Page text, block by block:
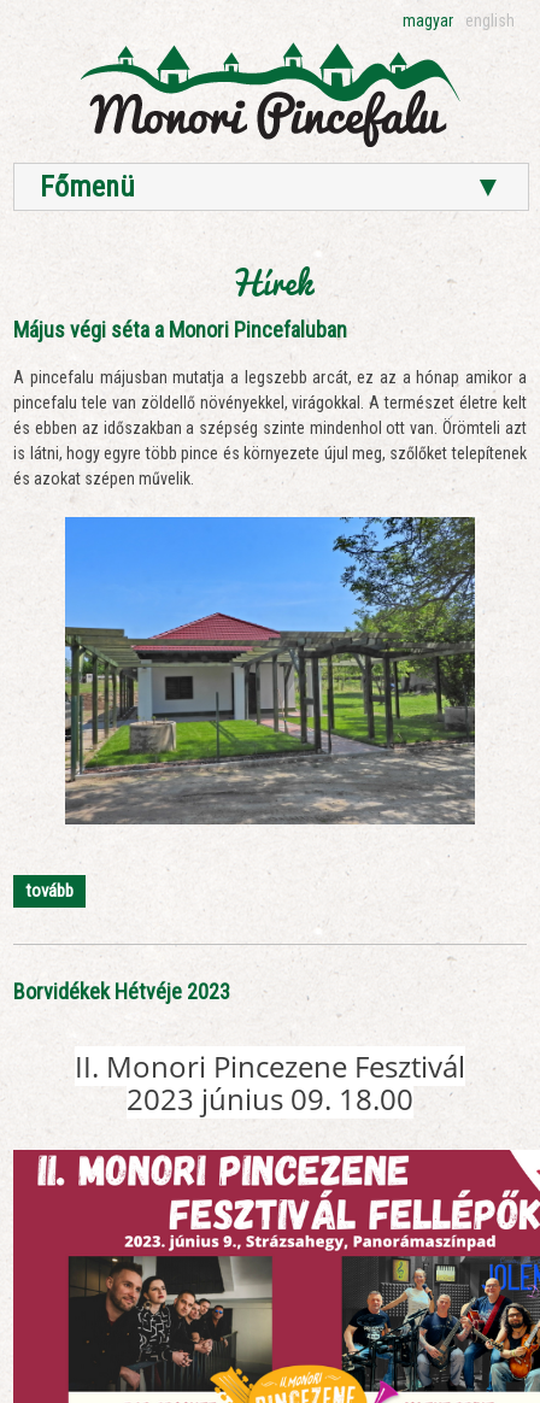
magyar english
Főmenü ▼
Hírek
Május végi séta a Monori Pincefaluban
A pincefalu májusban mutatja a legszebb arcát, ez az a hónap amikor a
pincefalu tele van zöldellő növényekkel, virágokkal. A természet életre kelt
és ebben az időszakban a szépség szinte mindenhol ott van. Örömteli azt
is látni, hogy egyre több pince és környezete újul meg, szőlőket telepítenek
és azokat szépen művelik.
tovább
Borvidékek Hétvéje 2023
II. Monori Pincezene Fesztivál
2023 június 09. 18.00